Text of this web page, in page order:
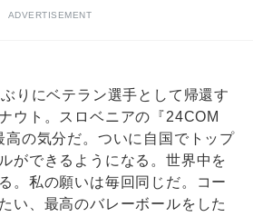
ADVERTISEMENT
りにベテラン選手として帰還す
ウト。スロベニアの『24COM
高の気分だ。ついに自国でトップ
ができるようになる。世界中を
。私の願いは毎回同じだ。コー
い、最高のバレーボールをした